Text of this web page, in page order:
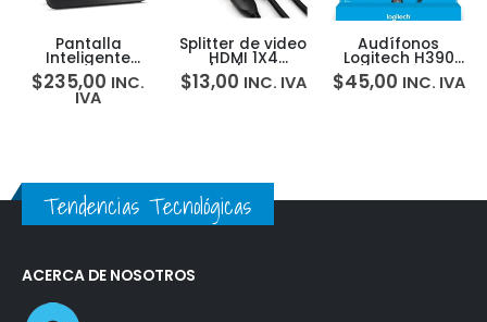
Pantalla
Inteligente
Amazon Alexa
Echo Show 8
$235,00 INC.
IVA
Splitter de video
HDMI 1X4
4K/2K/1080p –
Replica video x4
$13,00 INC. IVA
Audífonos
Logitech H390
Usb Micrófono
Cancelación
$45,00 INC. IVA
Tendencias Tecnológicas
ACERCA DE NOSOTROS